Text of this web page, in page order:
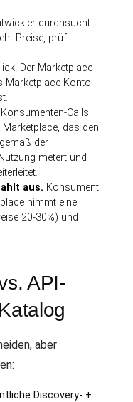
durchsucht
Preise, prüft
Der Marketplace
Marketplace-Konto
Konsumenten-Calls
das den
der
metert und
aus. Konsument
nimmt eine
20-30%) und
API-
aber
Discovery- +